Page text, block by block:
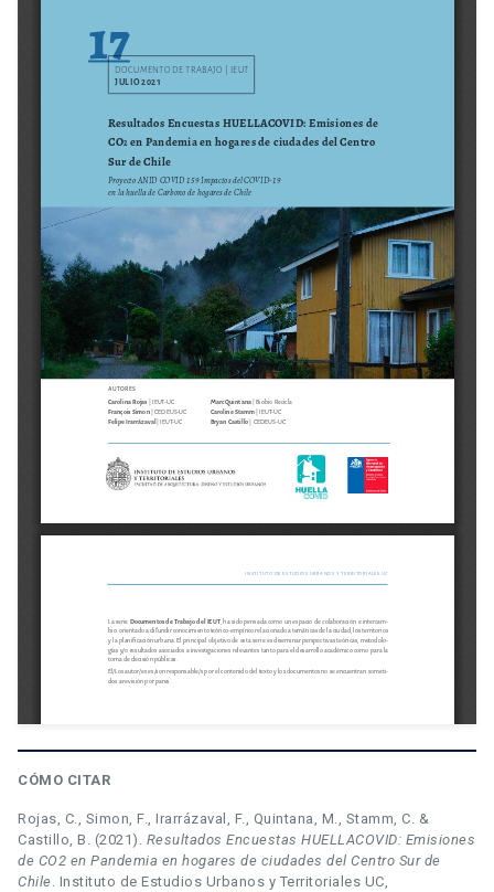
CÓMO CITAR
Rojas, C., Simon, F., Irarrázaval, F., Quintana, M., Stamm, C. &
Castillo, B. (2021). Resultados Encuestas HUELLACOVID: Emisiones
de CO2 en Pandemia en hogares de ciudades del Centro Sur de
Chile. Instituto de Estudios Urbanos y Territoriales UC,